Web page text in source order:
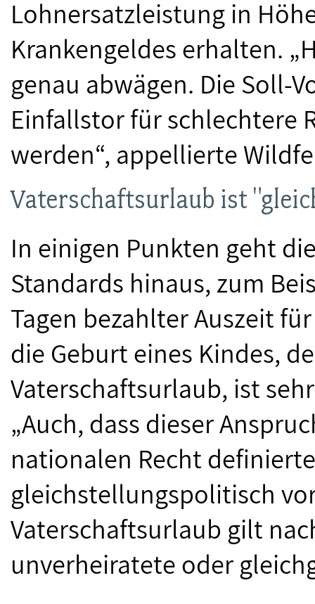
Lohnersatzleistung in
Krankengeldes erhalten.
genau abwägen. Die Soll-
Einfallstor für schlechtere
werden“, appellierte
Vaterschaftsurlaub ist
In einigen Punkten geht
Standards hinaus, zum
Tagen bezahlter Auszeit
die Geburt eines Kindes,
Vaterschaftsurlaub, ist
„Auch, dass dieser
nationalen Recht
gleichstellungspolitisch
Vaterschaftsurlaub gilt
unverheiratete oder